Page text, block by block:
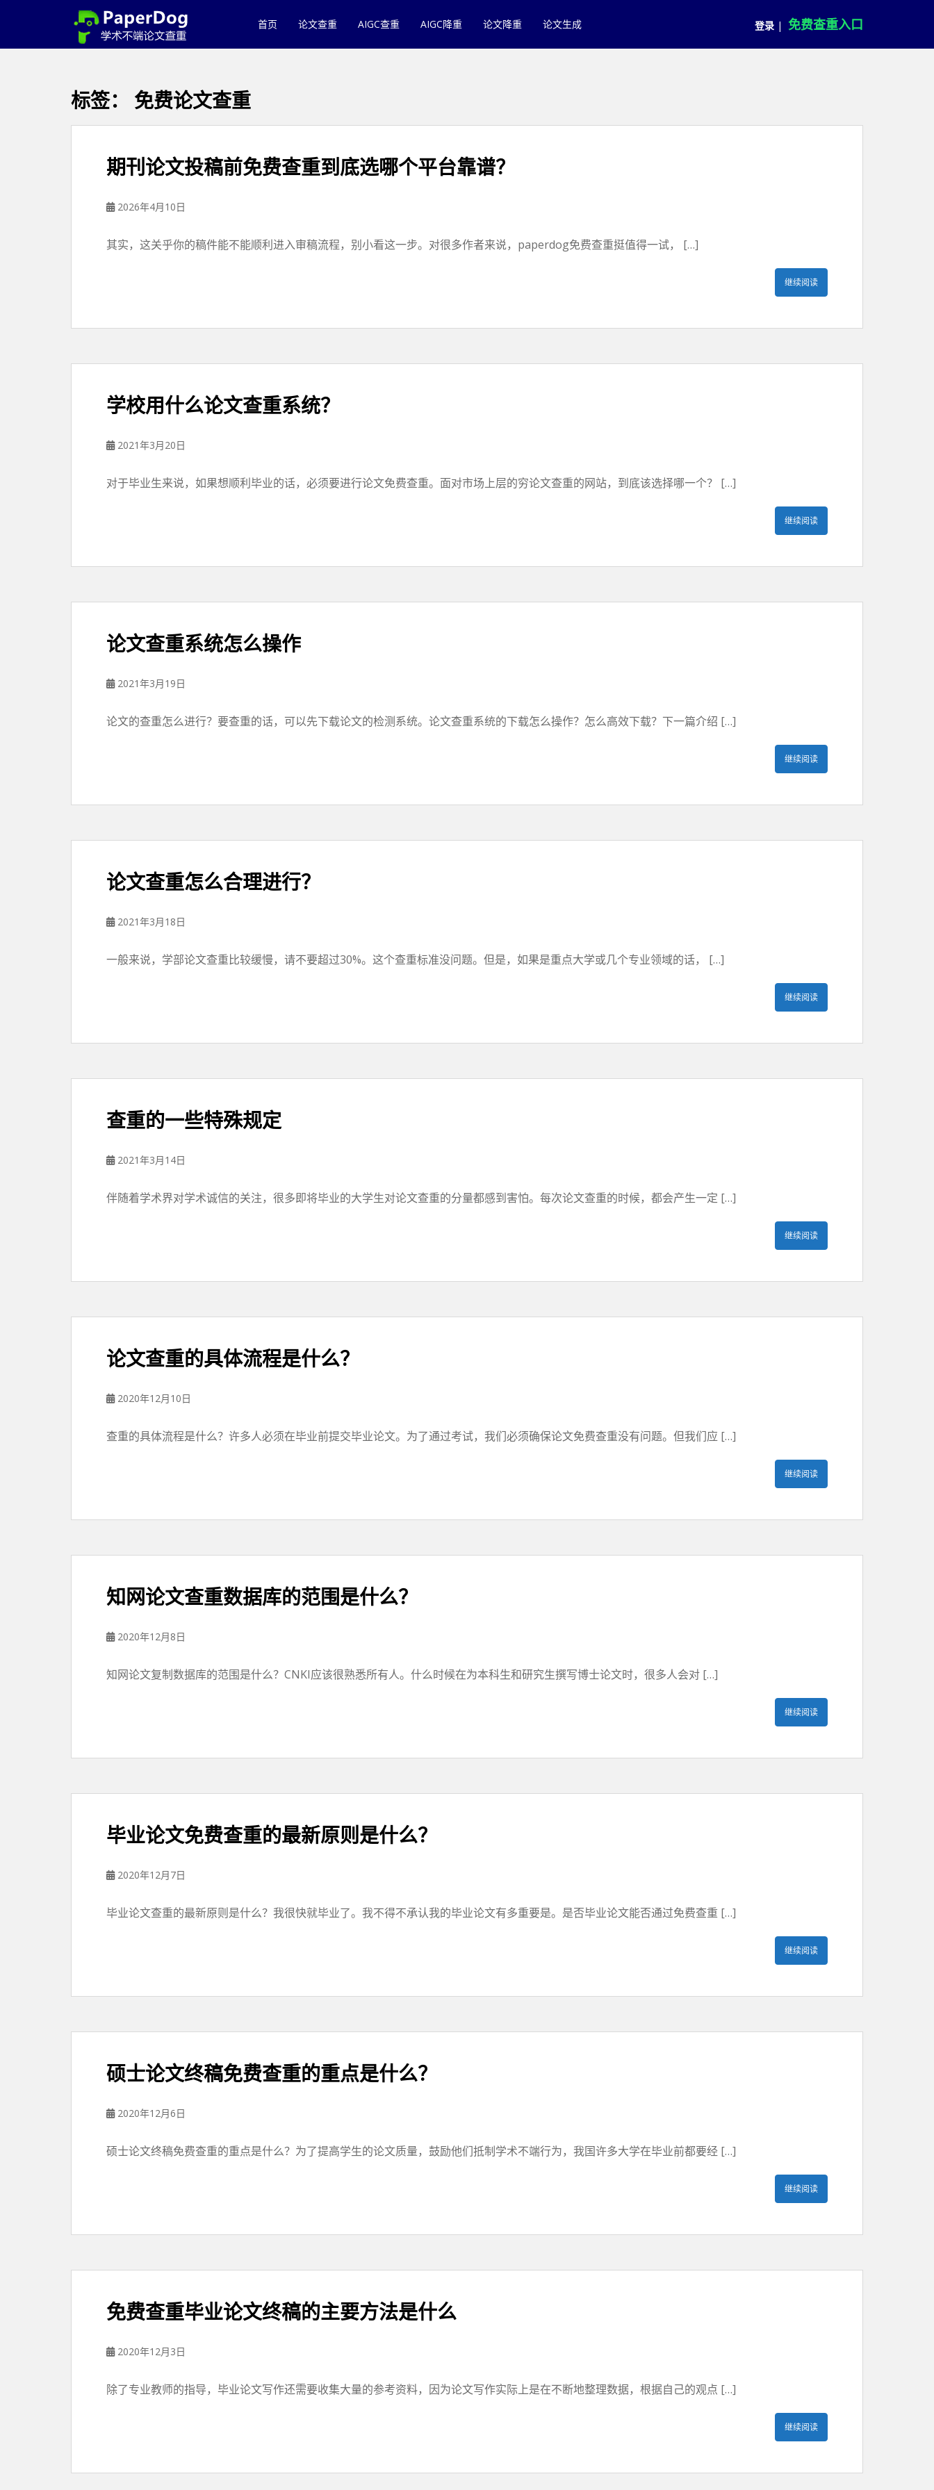
首页 论文查重 AIGC查重 AIGC降重 论文降重 论文生成 登录 | 免费查重入口
标签： 免费论文查重
期刊论文投稿前免费查重到底选哪个平台靠谱？
2026年4月10日
其实，这关乎你的稿件能不能顺利进入审稿流程，别小看这一步。对很多作者来说，paperdog免费查重挺值得一试， […]
继续阅读
学校用什么论文查重系统？
2021年3月20日
对于毕业生来说，如果想顺利毕业的话，必须要进行论文免费查重。面对市场上层的穷论文查重的网站，到底该选择哪一个？ […]
继续阅读
论文查重系统怎么操作
2021年3月19日
论文的查重怎么进行？要查重的话，可以先下载论文的检测系统。论文查重系统的下载怎么操作？怎么高效下载？下一篇介绍 […]
继续阅读
论文查重怎么合理进行？
2021年3月18日
一般来说，学部论文查重比较缓慢，请不要超过30%。这个查重标准没问题。但是，如果是重点大学或几个专业领域的话， […]
继续阅读
查重的一些特殊规定
2021年3月14日
伴随着学术界对学术诚信的关注，很多即将毕业的大学生对论文查重的分量都感到害怕。每次论文查重的时候，都会产生一定 […]
继续阅读
论文查重的具体流程是什么？
2020年12月10日
查重的具体流程是什么？许多人必须在毕业前提交毕业论文。为了通过考试，我们必须确保论文免费查重没有问题。但我们应 […]
继续阅读
知网论文查重数据库的范围是什么？
2020年12月8日
知网论文复制数据库的范围是什么？CNKI应该很熟悉所有人。什么时候在为本科生和研究生撰写博士论文时，很多人会对 […]
继续阅读
毕业论文免费查重的最新原则是什么？
2020年12月7日
毕业论文查重的最新原则是什么？我很快就毕业了。我不得不承认我的毕业论文有多重要是。是否毕业论文能否通过免费查重 […]
继续阅读
硕士论文终稿免费查重的重点是什么？
2020年12月6日
硕士论文终稿免费查重的重点是什么？为了提高学生的论文质量，鼓励他们抵制学术不端行为，我国许多大学在毕业前都要经 […]
继续阅读
免费查重毕业论文终稿的主要方法是什么
2020年12月3日
除了专业教师的指导，毕业论文写作还需要收集大量的参考资料，因为论文写作实际上是在不断地整理数据，根据自己的观点 […]
继续阅读